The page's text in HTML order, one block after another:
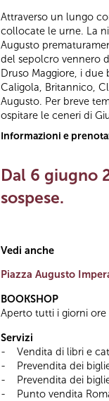
Attraverso un lungo
collocate le urne. La
Augusto
del sepolcro vennero
Druso Maggiore, i due
Caligola, Britannico,
Augusto. Per breve
ospitare le ceneri di
Informazioni e
Dal 6 giugno
sospese.
Vedi anche
Piazza Augusto
BOOKSHOP
Aperto tutti i giorni
Servizi
- Vendita di libri e
- Prevendita dei
- Prevendita dei
- Punto vendita